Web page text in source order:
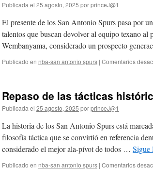
Publicada el 25 agosto, 2025 porprinceJ@1
El presente de los San Antonio Spurs pasa por
talentos que buscan devolver al equipo texano
Wembanyama, considerado un prospecto
Publicado en nba-san antonio spurs | Comentarios
Repaso de las tácticas
Publicada el 25 agosto, 2025 porprinceJ@1
La historia de los San Antonio Spurs está
filosofía táctica que se convirtió en referencia
considerado el mejor ala-pívot de todos … Sigue
Publicado en nba-san antonio spurs | Comentarios